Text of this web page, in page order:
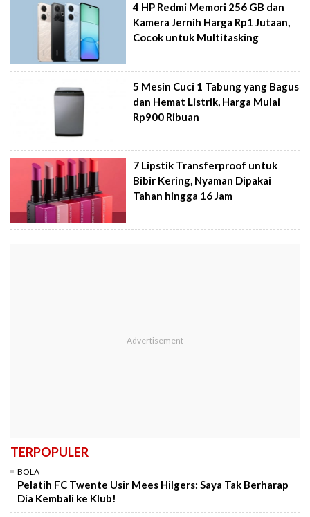
4 HP Redmi Memori 256 GB dan
Kamera Jernih Harga Rp1 Jutaan,
Cocok untuk Multitasking
5 Mesin Cuci 1 Tabung yang Bagus
dan Hemat Listrik, Harga Mulai
Rp900 Ribuan
7 Lipstik Transferproof untuk
Bibir Kering, Nyaman Dipakai
Tahan hingga 16 Jam
TERPOPULER
BOLA
Pelatih FC Twente Usir Mees Hilgers: Saya Tak Berharap
Dia Kembali ke Klub!